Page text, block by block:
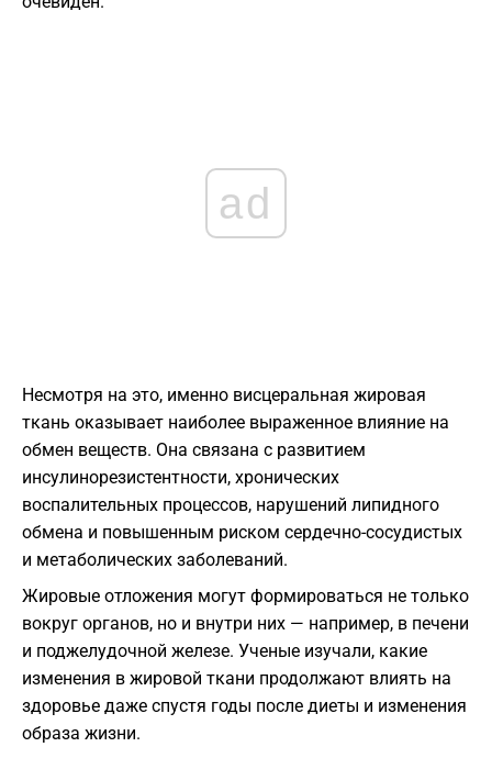
ad
Несмотря на это, именно висцеральная жировая
ткань оказывает наиболее выраженное влияние на
обмен веществ. Она связана с развитием
инсулинорезистентности, хронических
воспалительных процессов, нарушений липидного
обмена и повышенным риском сердечно-сосудистых
и метаболических заболеваний.
Жировые отложения могут формироваться не только
вокруг органов, но и внутри них — например, в печени
и поджелудочной железе. Ученые изучали, какие
изменения в жировой ткани продолжают влиять на
здоровье даже спустя годы после диеты и изменения
образа жизни.